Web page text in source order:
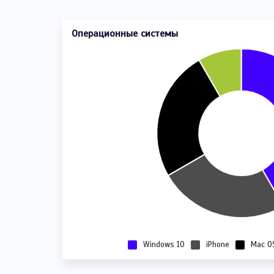
Операционные системы
Windows 10 iPhone Mac